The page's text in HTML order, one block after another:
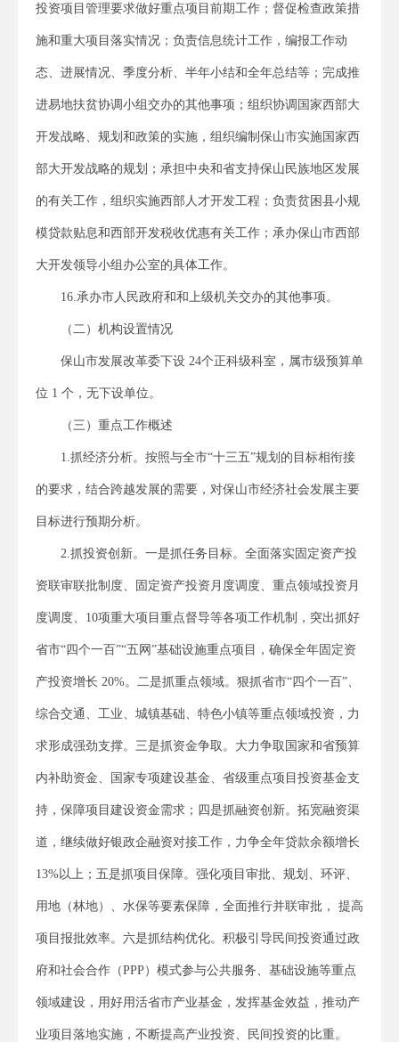
投资项目管理要求做好重点项目前期工作；督促检查政策措
施和重大项目落实情况；负责信息统计工作，编报工作动
态、进展情况、季度分析、半年小结和全年总结等；完成推
进易地扶贫协调小组交办的其他事项；组织协调国家西部大
开发战略、规划和政策的实施，组织编制保山市实施国家西
部大开发战略的规划；承担中央和省支持保山民族地区发展
的有关工作，组织实施西部人才开发工程；负责贫困县小规
模贷款贴息和西部开发税收优惠有关工作；承办保山市西部
大开发领导小组办公室的具体工作。
16.承办市人民政府和和上级机关交办的其他事项。
（二）机构设置情况
保山市发展改革委下设 24个正科级科室，属市级预算单
位 1 个，无下设单位。
（三）重点工作概述
1.抓经济分析。按照与全市“十三五”规划的目标相衔接
的要求，结合跨越发展的需要，对保山市经济社会发展主要
目标进行预期分析。
2.抓投资创新。一是抓任务目标。全面落实固定资产投
资联审联批制度、固定资产投资月度调度、重点领域投资月
度调度、10项重大项目重点督导等各项工作机制，突出抓好
省市“四个一百”“五网”基础设施重点项目，确保全年固定资
产投资增长 20%。二是抓重点领域。狠抓省市“四个一百”、
综合交通、工业、城镇基础、特色小镇等重点领域投资，力
求形成强劲支撑。三是抓资金争取。大力争取国家和省预算
内补助资金、国家专项建设基金、省级重点项目投资基金支
持，保障项目建设资金需求；四是抓融资创新。拓宽融资渠
道，继续做好银政企融资对接工作，力争全年贷款余额增长
13%以上；五是抓项目保障。强化项目审批、规划、环评、
用地（林地）、水保等要素保障，全面推行并联审批， 提高
项目报批效率。六是抓结构优化。积极引导民间投资通过政
府和社会合作（PPP）模式参与公共服务、基础设施等重点
领域建设，用好用活省市产业基金，发挥基金效益，推动产
业项目落地实施，不断提高产业投资、民间投资的比重。